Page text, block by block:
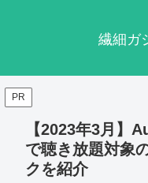
繊細ガ
PR
【2023年3月】
で聴き放題対象
クを紹介